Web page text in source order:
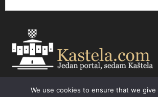
We use cookies to ensure that we